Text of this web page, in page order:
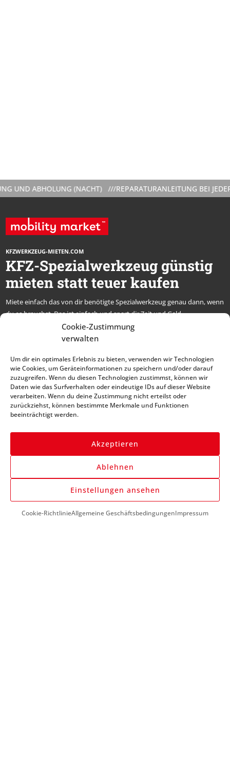
Cookie-Zustimmung
verwalten
Um dir ein optimales Erlebnis zu bieten, verwenden wir Technologien
wie Cookies, um Geräteinformationen zu speichern und/oder darauf
zuzugreifen. Wenn du diesen Technologien zustimmst, können wir
Daten wie das Surfverhalten oder eindeutige IDs auf dieser Website
verarbeiten. Wenn du deine Zustimmung nicht erteilst oder
zurückziehst, können bestimmte Merkmale und Funktionen
beeinträchtigt werden.
Akzeptieren
Ablehnen
Einstellungen ansehen
Cookie-RichtlinieAllgemeine GeschäftsbedingungenImpressum
ABHOLUNG (NACHT) ///REPARATURANLEITUNG BEI JEDER
KFZWERKZEUG-MIETEN.COM
KFZ-Spezialwerkzeug günstig
mieten statt teuer kaufen
Miete einfach das von dir benötigte Spezialwerkzeug genau dann, wenn
du es brauchst. Das ist einfach und spart dir Zeit und Geld.
* alle Preise netto, zzgl. MwSt.
Newsletter und bleibe
immer auf dem Laufenden